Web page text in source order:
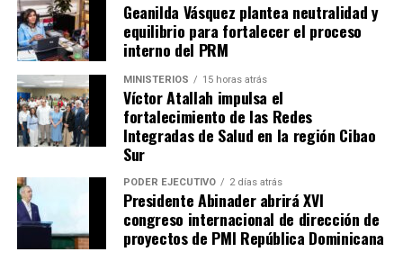
Geanilda Vásquez plantea neutralidad y
equilibrio para fortalecer el proceso
interno del PRM
MINISTERIOS 15 horas atrás
Víctor Atallah impulsa el
fortalecimiento de las Redes
Integradas de Salud en la región Cibao
Sur
PODER EJECUTIVO 2 días atrás
Presidente Abinader abrirá XVI
congreso internacional de dirección de
proyectos de PMI República Dominicana